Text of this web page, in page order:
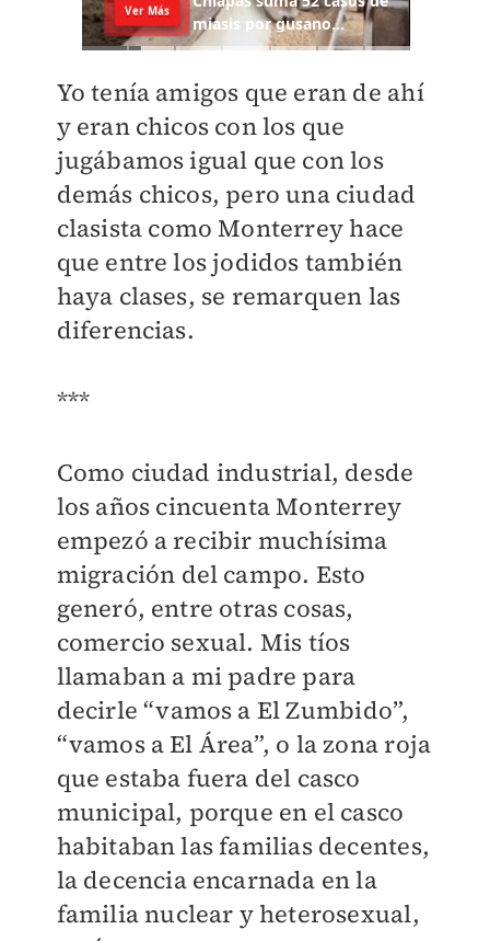
Yo tenía amigos que eran de ahí
y eran chicos con los que
jugábamos igual que con los
demás chicos, pero una ciudad
clasista como Monterrey hace
que entre los jodidos también
haya clases, se remarquen las
diferencias.
***
Como ciudad industrial, desde
los años cincuenta Monterrey
empezó a recibir muchísima
migración del campo. Esto
generó, entre otras cosas,
comercio sexual. Mis tíos
llamaban a mi padre para
decirle “vamos a El Zumbido”,
“vamos a El Área”, o la zona roja
que estaba fuera del casco
municipal, porque en el casco
habitaban las familias decentes,
la decencia encarnada en la
familia nuclear y heterosexual,